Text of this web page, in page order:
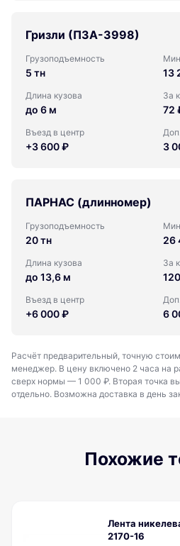
Гризли (ПЗА-3998)
Грузоподъемность
5 тн 13
Длина кузова
до 6 м
За
72
Въезд в центр
+3 600 ₽ 3
ПАРНАС (длинномер)
Грузоподъемность
20 тн 26
Длина кузова
до 13,6 м
За
Въезд в центр
+6 000 ₽ 6
Расчёт предварительный, точную
менеджер. В цену включено 2 часа на
сверх нормы — 1 000 ₽. Вторая точка
отдельно. Возможна доставка в день
Похожие
Лента
2170-16